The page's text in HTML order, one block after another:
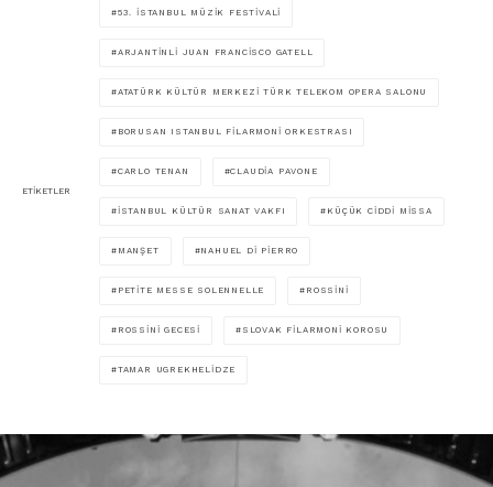
ETIKETLER
53. İSTANBUL MÜZIK FESTIVALI
ARJANTINLI JUAN FRANCISCO GATELL
ATATÜRK KÜLTÜR MERKEZI TÜRK TELEKOM OPERA SALONU
BORUSAN ISTANBUL FILARMONI ORKESTRASI
CARLO TENAN CLAUDIA PAVONE
İSTANBUL KÜLTÜR SANAT VAKFI KÜÇÜK CIDDI MISSA
MANŞET NAHUEL DI PIERRO
PETITE MESSE SOLENNELLE ROSSINI
ROSSINI GECESI SLOVAK FILARMONI KOROSU
TAMAR UGREKHELIDZE